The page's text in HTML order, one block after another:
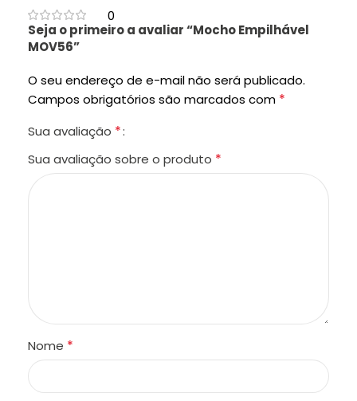
0
Seja o primeiro a avaliar “Mocho Empilhável
MOV56”
O seu endereço de e-mail não será publicado.
Campos obrigatórios são marcados com *
Sua avaliação *
Sua avaliação sobre o produto *
Nome *